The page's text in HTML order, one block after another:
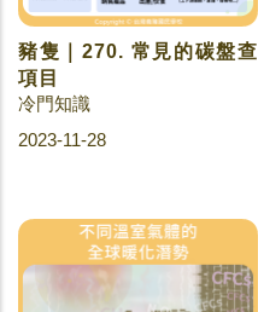
豬隻｜270. 常見的碳盤查
項目
冷門知識
2023-11-28